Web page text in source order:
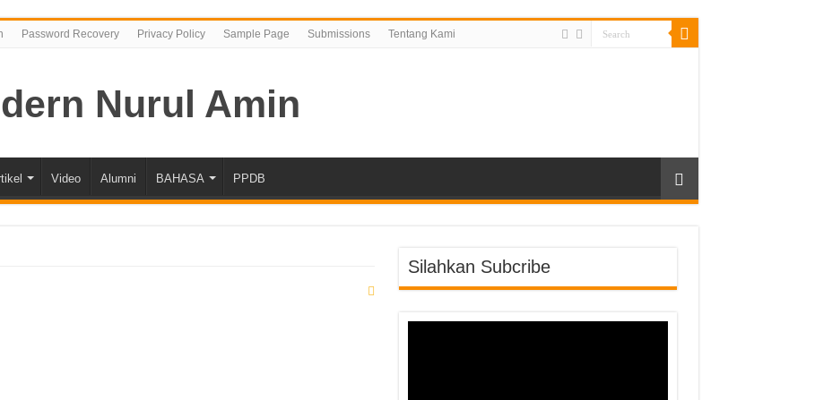
Password Recovery Privacy Policy Sample Page Submissions Tentang Kami
Video Alumni BAHASA PPDB
Silahkan Subcribe